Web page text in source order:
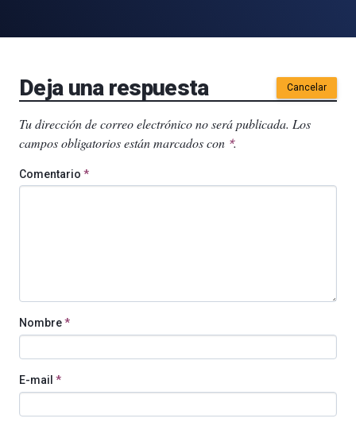
Deja una respuesta Cancelar
Tu dirección de correo electrónico no será publicada. Los
campos obligatorios están marcados con *.
Comentario *
Nombre*
E-mail *